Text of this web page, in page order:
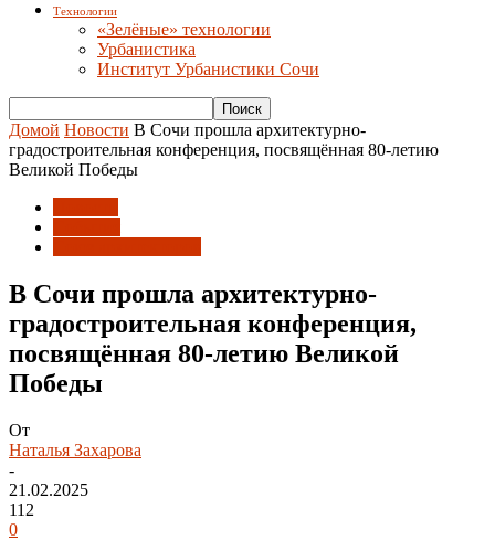
Технологии
«Зелёные» технологии
Урбанистика
Институт Урбанистики Сочи
Домой Новости В Сочи прошла архитектурно-
градостроительная конференция, посвящённая 80-летию
Великой Победы
В Сочи прошла архитектурно-
градостроительная конференция,
посвящённая 80-летию Великой
Победы
От
Наталья Захарова
-
21.02.2025
112
0